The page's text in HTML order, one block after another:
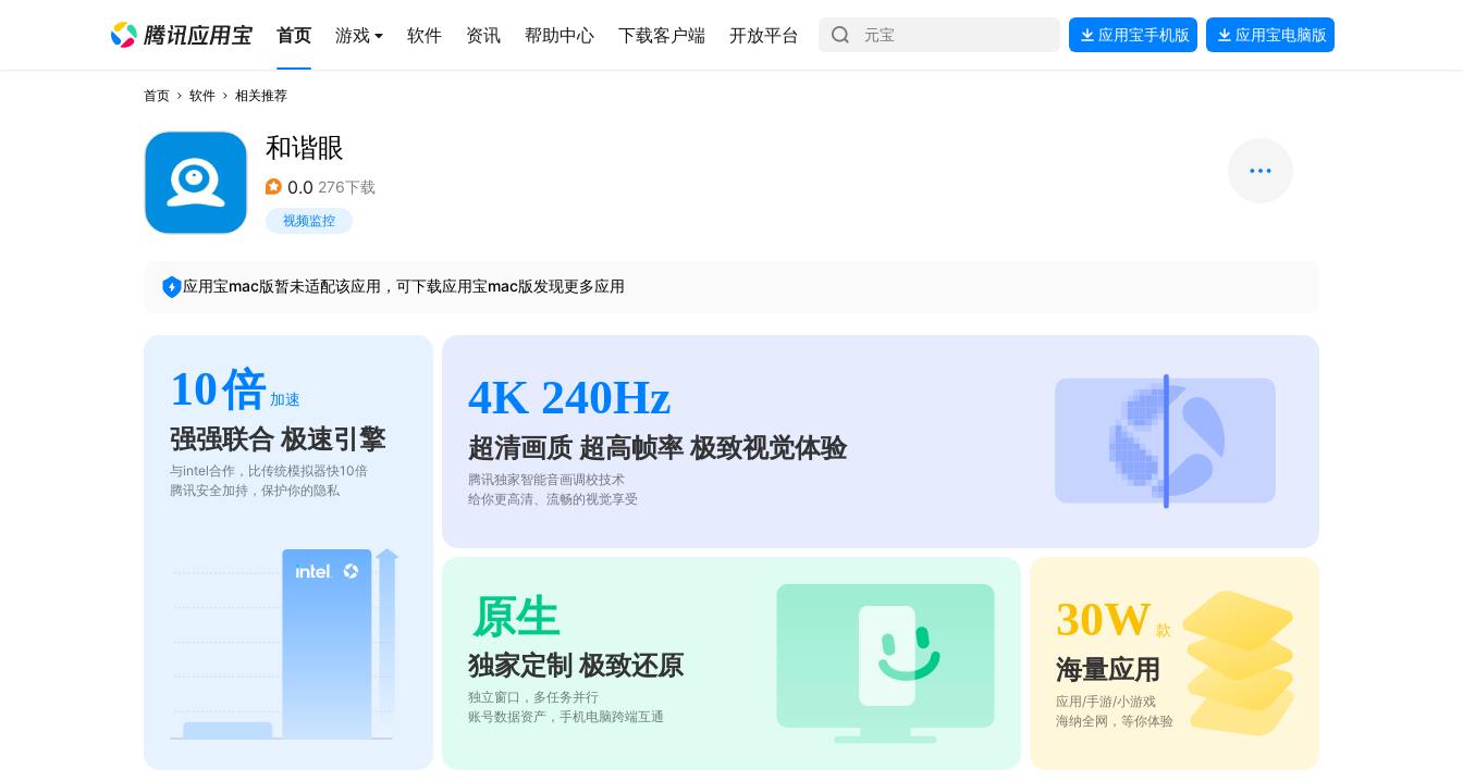
首页 游戏 软件 资讯 帮助中心 下载客户端 开放平台 应用宝手机版 应用宝电脑版
首页 软件 相关推荐
和谐眼
0.0 276下载
视频监控
应用宝mac版暂未适配该应用，可下载应用宝mac版发现更多应用
10倍 加速
强强联合 极速引擎
与intel合作，比传统模拟器快10倍
腾讯安全加持，保护你的隐私
4K 240Hz
超清画质 超高帧率 极致视觉体验
腾讯独家智能音画调校技术
给你更高清、流畅的视觉享受
原生
独家定制 极致还原
独立窗口，多任务并行
账号数据资产，手机电脑跨端互通
30W 款
海量应用
应用/手游/小游戏
海纳全网，等你体验